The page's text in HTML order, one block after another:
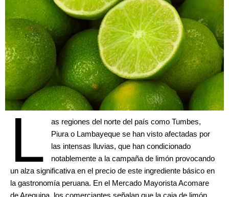
L
as regiones del norte del país como Tumbes,
Piura o Lambayeque se han visto afectadas por
las intensas lluvias, que han condicionado
notablemente a la campaña de limón provocando
un alza significativa en el precio de este ingrediente básico en
la gastronomía peruana. En el Mercado Mayorista Acomare
de Arequipa, los comerciantes señalan que la caja de limón